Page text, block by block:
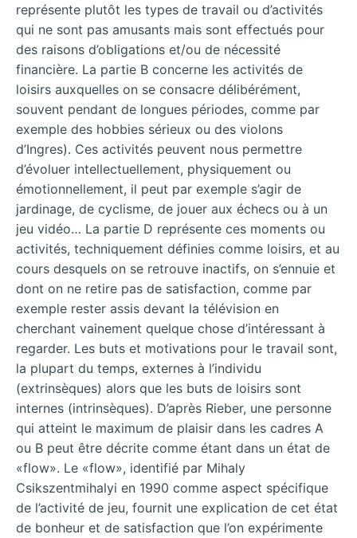
représente plutôt les types de travail ou d’activités
qui ne sont pas amusants mais sont effectués pour
des raisons d’obligations et/ou de nécessité
financière. La partie B concerne les activités de
loisirs auxquelles on se consacre délibérément,
souvent pendant de longues périodes, comme par
exemple des hobbies sérieux ou des violons
d’Ingres). Ces activités peuvent nous permettre
d’évoluer intellectuellement, physiquement ou
émotionnellement, il peut par exemple s’agir de
jardinage, de cyclisme, de jouer aux échecs ou à un
jeu vidéo… La partie D représente ces moments ou
activités, techniquement définies comme loisirs, et au
cours desquels on se retrouve inactifs, on s’ennuie et
dont on ne retire pas de satisfaction, comme par
exemple rester assis devant la télévision en
cherchant vainement quelque chose d’intéressant à
regarder. Les buts et motivations pour le travail sont,
la plupart du temps, externes à l’individu
(extrinsèques) alors que les buts de loisirs sont
internes (intrinsèques). D’après Rieber, une personne
qui atteint le maximum de plaisir dans les cadres A
ou B peut être décrite comme étant dans un état de
«flow». Le «flow», identifié par Mihaly
Csikszentmihalyi en 1990 comme aspect spécifique
de l’activité de jeu, fournit une explication de cet état
de bonheur et de satisfaction que l’on expérimente